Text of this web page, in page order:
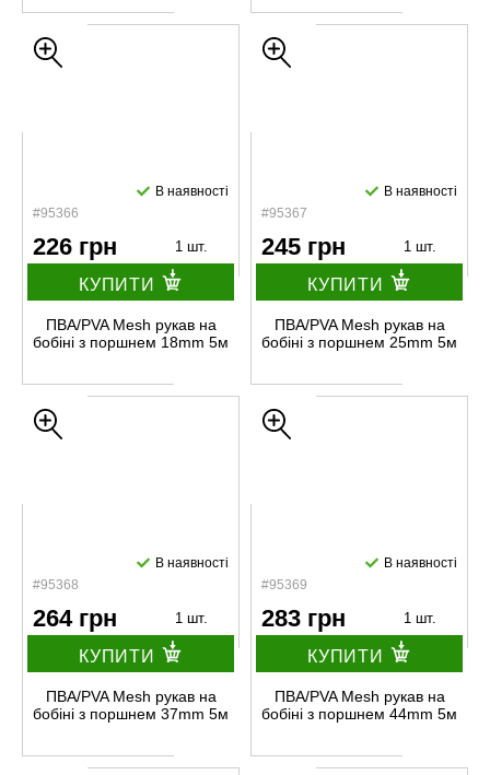
#95366
В наявності
226 грн 1 шт.
КУПИТИ
ПВА/PVA Mesh рукав на
бобіні з поршнем 18mm 5м
#95367
В наявності
245 грн 1 шт.
КУПИТИ
ПВА/PVA Mesh рукав на
бобіні з поршнем 25mm 5м
#95368
В наявності
264 грн 1 шт.
КУПИТИ
ПВА/PVA Mesh рукав на
бобіні з поршнем 37mm 5м
#95369
В наявності
283 грн 1 шт.
КУПИТИ
ПВА/PVA Mesh рукав на
бобіні з поршнем 44mm 5м